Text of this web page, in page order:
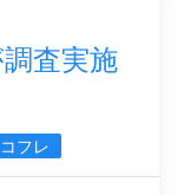
査実施
フレ